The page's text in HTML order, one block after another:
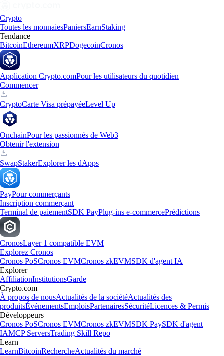
Crypto
Toutes les monnaiesPaniersEarnStaking
Tendance
BitcoinEthereumXRPDogecoinCronos
Application Crypto.comPour les utilisateurs du quotidien
Commencer
CryptoCarte Visa prépayéeLevel Up
OnchainPour les passionnés de Web3
Obtenir l'extension
SwapStakerExplorer les dApps
PayPour commerçants
Inscription commerçant
Terminal de paiementSDK PayPlug-ins e-commercePrédictions
CronosLayer 1 compatible EVM
Explorez Cronos
Cronos PoSCronos EVMCronos zkEVMSDK d'agent IA
Explorer
AffiliationInstitutionsGarde
Crypto.com
À propos de nousActualités de la sociétéActualités des
produitsÉvénementsEmploisPartenairesSécuritéLicences & Permis
Développeurs
Cronos PoSCronos EVMCronos zkEVMSDK PaySDK d'agent
IAMCP ServersTrading Skill Repo
Learn
LearnBitcoinRechercheActualités du marché